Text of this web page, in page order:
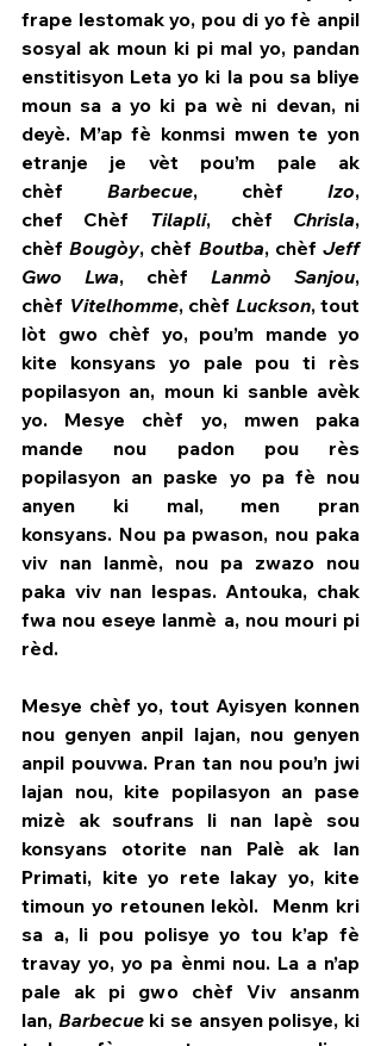
frape lestomak yo, pou di yo fè anpil
sosyal ak moun ki pi mal yo, pandan
enstitisyon Leta yo ki la pou sa bliye
moun sa a yo ki pa wè ni devan, ni
deyè. M’ap fè konmsi mwen te yon
etranje je vèt pou’m pale ak
chèf Barbecue, chèf Izo,
chef Chèf Tilapli, chèf Chrisla,
chèf Bougòy, chèf Boutba, chèf Jeff
Gwo Lwa, chèf Lanmò Sanjou,
chèf Vitelhomme, chèf Luckson, tout
lòt gwo chèf yo, pou’m mande yo
kite konsyans yo pale pou ti rès
popilasyon an, moun ki sanble avèk
yo. Mesye chèf yo, mwen paka
mande nou padon pou rès
popilasyon an paske yo pa fè nou
anyen ki mal, men pran
konsyans. Nou pa pwason, nou paka
viv nan lanmè, nou pa zwazo nou
paka viv nan lespas. Antouka, chak
fwa nou eseye lanmè a, nou mouri pi
rèd.
Mesye chèf yo, tout Ayisyen konnen
nou genyen anpil lajan, nou genyen
anpil pouvwa. Pran tan nou pou’n jwi
lajan nou, kite popilasyon an pase
mizè ak soufrans li nan lapè sou
konsyans otorite nan Palè ak lan
Primati, kite yo rete lakay yo, kite
timoun yo retounen lekòl.  Menm kri
sa a, li pou polisye yo tou k’ap fè
travay yo, yo pa ènmi nou. La a n’ap
pale ak pi gwo chèf Viv ansanm
lan, Barbecue ki se ansyen polisye, ki